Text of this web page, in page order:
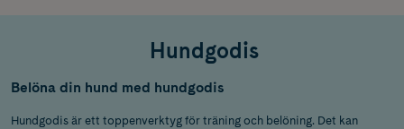
Hundgodis
Belöna din hund med hundgodis
Hundgodis är ett toppenverktyg för träning och belöning. Det kan